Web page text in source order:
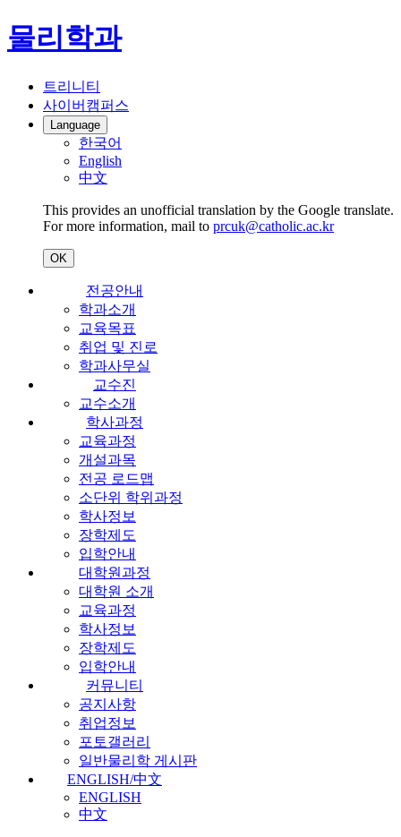
물리학과
트리니티
사이버캠퍼스
Language
한국어
English
中文
This provides an unofficial translation by the Google translate.
For more information, mail to prcuk@catholic.ac.kr
OK
전공안내
학과소개
교육목표
취업 및 진로
학과사무실
교수진
교수소개
학사과정
교육과정
개설과목
전공 로드맵
소단위 학위과정
학사정보
장학제도
입학안내
대학원과정
대학원 소개
교육과정
학사정보
장학제도
입학안내
커뮤니티
공지사항
취업정보
포토갤러리
일반물리학 게시판
ENGLISH/中文
ENGLISH
中文